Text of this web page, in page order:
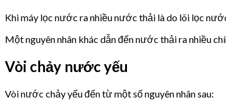
Khi máy lọc nước ra nhiều nước thải là do lõi lọc
Một nguyên nhân khác dẫn đến nước thải ra nhiều
Vòi chảy nước yếu
Vòi nước chảy yếu đến từ một số nguyên nhân sau: